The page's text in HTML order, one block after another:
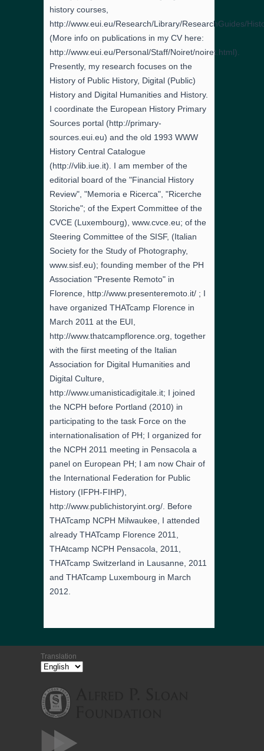
history courses,
http://www.eui.eu/Research/Library/ResearchGuides/
(More info on publications in my CV here:
http://www.eui.eu/Personal/Staff/Noiret/noiret.html).
Presently, my research focuses on the
History of Public History, Digital (Public)
History and Digital Humanities and History.
I coordinate the European History Primary
Sources portal (http://primary-
sources.eui.eu) and the old 1993 WWW
History Central Catalogue
(http://vlib.iue.it). I am member of the
editorial board of the "Financial History
Review", "Memoria e Ricerca", "Ricerche
Storiche"; of the Expert Committee of the
CVCE (Luxembourg), www.cvce.eu; of the
Steering Committee of the SISF, (Italian
Society for the Study of Photography,
www.sisf.eu); founding member of the PH
Association "Presente Remoto" in
Florence, http://www.presenteremoto.it/ ; I
have organized THATcamp Florence in
March 2011 at the EUI,
http://www.thatcampflorence.org, together
with the fiirst meeting of the Italian
Association for Digital Humanities and
Digital Culture,
http://www.umanisticadigitale.it; I joined
the NCPH before Portland (2010) in
participating to the task Force on the
internationalisation of PH; I organized for
the NCPH 2011 meeting in Pensacola a
panel on European PH; I am now Chair of
the International Federation for Public
History (IFPH-FIHP),
http://www.publichistoryint.org/. Before
THATcamp NCPH Milwaukee, I attended
already THATcamp Florence 2011,
THAtcamp NCPH Pensacola, 2011,
THATcamp Switzerland in Lausanne, 2011
and THATcamp Luxembourg in March
2012.
Translation